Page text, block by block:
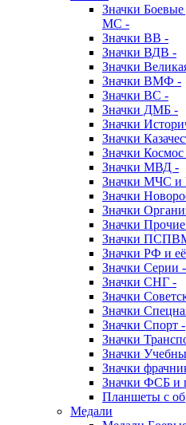
Значки
МС -
Значки ВВ -
Значки ВДВ -
Значки
Значки ВМФ -
Значки ВС -
Значки ДМБ -
Значки
Значки
Значки Космос
Значки МВД -
Значки МЧС
Значки
Значки
Значки
Значки
Значки РФ и
Значки Серии -
Значки СНГ -
Значки
Значки
Значки Спорт -
Значки
Значки
Значки
Значки ФСБ и
Планшеты с
Медали